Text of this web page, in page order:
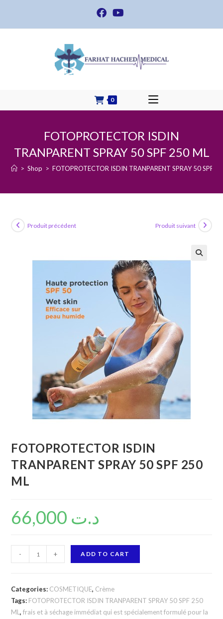
content
0
FOTOPROTECTOR ISDIN
TRANPARENT SPRAY 50 SPF 250 ML
> Shop > FOTOPROTECTOR ISDIN TRANPARENT SPRAY 50 SPF
Produit précédent Produit suivant
FOTOPROTECTOR ISDIN
TRANPARENT SPRAY 50 SPF 250
ML
د.ت
FOTOPROTECTOR
ISDIN
SPRAY
50
SPF
- + ADD TO CART
Categories: COSMETIQUE, Crème
Tags: FOTOPROTECTOR ISDIN TRANPARENT SPRAY 50 SPF 250
ML,frais et à séchage immédiat qui est spécialement formulé pour la